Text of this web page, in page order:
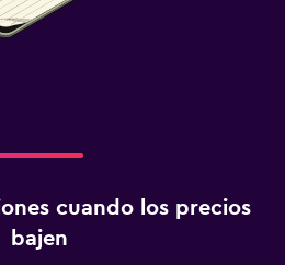
cuando los precios
bajen